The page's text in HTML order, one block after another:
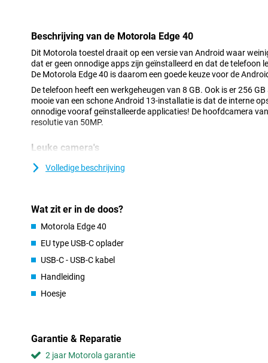
Beschrijving van de Motorola Edge 40
Dit Motorola toestel draait op een versie van Android waar
dat er geen onnodige apps zijn geïnstalleerd en dat de telefoon
De Motorola Edge 40 is daarom een goede keuze voor de
De telefoon heeft een werkgeheugen van 8 GB. Ook is er 256
mooie van een schone Android 13-installatie is dat de interne
onnodige vooraf geïnstalleerde applicaties! De hoofdcamera
resolutie van 50MP.
Leuke camera's
Deze smartphone heeft een cameramodule met twee lenzen
maakt is een goede hoofdlens op je telefoon natuurlijk
megpixel beschikt. Deze telefoon beschikt over één camera aan
onder andere voor videobellen of voor het maken van selfies.
Vloeiende animaties op een fijn scherm
Het display heeft een verversingssnelheid van 144Hz per
sneller op alles wat op je beeldscherm verschijnt. Dit toestel
een haarscherpe weergave op. Hierdoor kun je je ogen er niet
Vlotte prestaties en vlot internet via 5G
kwaliteit op kunnen slaan? Kies dan voor een toestel met
Volledige beschrijving
Wat zit er in de doos?
Motorola Edge 40
EU type USB-C oplader
USB-C - USB-C kabel
Handleiding
Hoesje
Garantie & Reparatie
2 jaar Motorola garantie